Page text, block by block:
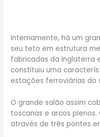
Internamente, há um
seu teto em estrutura
fabricadas da Inglaterra
constituiu uma
estações ferroviárias do
O grande salão assim
toscanas e arcos
através de três pontes